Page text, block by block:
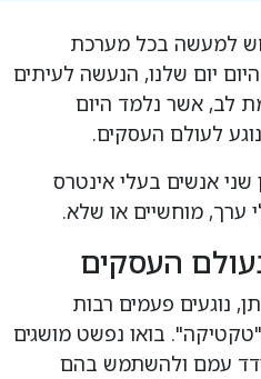
למעשה בכל מערכת
יום שלנו, הנעשה לעיתים
לב, אשר נלמד היום
לעולם העסקים.
אנשים בעלי אינטרס
ערך, מוחשיים או שלא.
העסקים
נוגעים פעמים רבות
בואו נפשט מושגים
עמם ולהשתמש בהם